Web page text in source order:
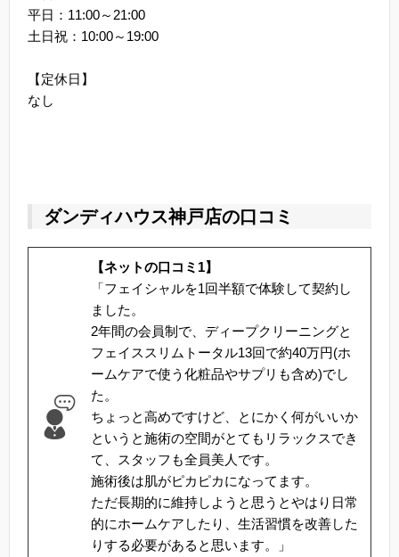
平日：11:00～21:00
土日祝：10:00～19:00
【定休日】
なし
ダンディハウス神戸店の口コミ
【ネットの口コミ1】
「フェイシャルを1回半額で体験して契約し
ました。
2年間の会員制で、ディープクリーニングと
フェイススリムトータル13回で約40万円(ホ
ームケアで使う化粧品やサプリも含め)でし
た。
ちょっと高めですけど、とにかく何がいいか
というと施術の空間がとてもリラックスでき
て、スタッフも全員美人です。
施術後は肌がピカピカになってます。
ただ長期的に維持しようと思うとやはり日常
的にホームケアしたり、生活習慣を改善した
りする必要があると思います。」